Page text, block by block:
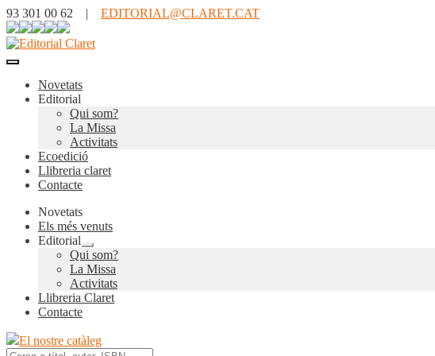
93 301 00 62 | EDITORIAL@CLARET.CAT
Novetats
Editorial
Qui som?
La Missa
Activitats
Ecoedició
Llibreria claret
Contacte
Novetats
Els més venuts
Editorial
Expandeix
el
menú
secundari
Qui som?
La Missa
Activitats
Llibreria Claret
Contacte
El nostre catàleg